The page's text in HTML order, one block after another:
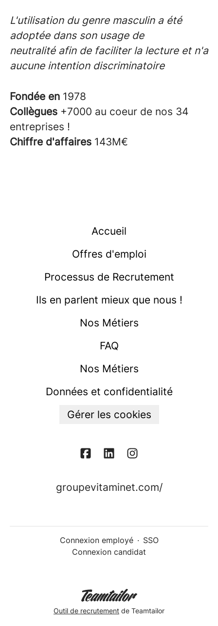
L'utilisation du genre masculin a été
adoptée dans son usage de
neutralité afin de faciliter la lecture et n'a
aucune intention discriminatoire
Fondée en 1978
Collègues +7000 au coeur de nos 34
entreprises !
Chiffre d'affaires 143M€
Accueil
Offres d'emploi
Processus de Recrutement
Ils en parlent mieux que nous !
Nos Métiers
FAQ
Nos Métiers
Données et confidentialité
Gérer les cookies
groupevitaminet.com/
Connexion employé · SSO
Connexion candidat
Outil de recrutement de Teamtailor